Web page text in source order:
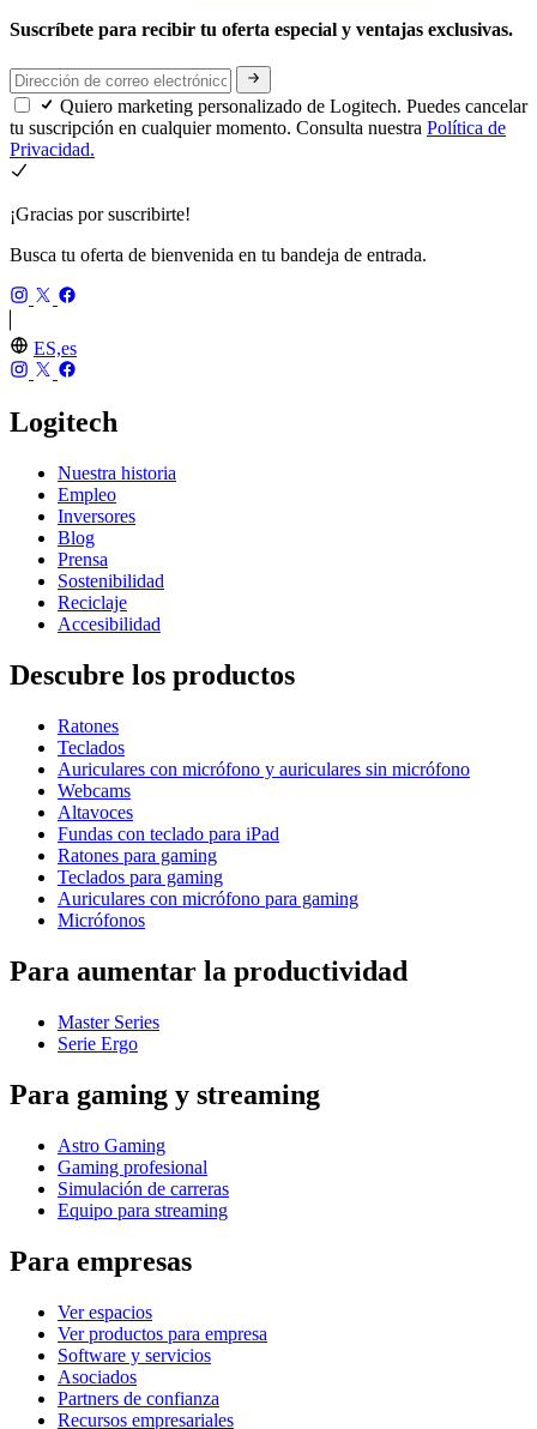
Suscríbete para recibir tu oferta especial y ventajas exclusivas.
Quiero marketing personalizado de Logitech. Puedes cancelar
tu suscripción en cualquier momento. Consulta nuestra Política de
Privacidad.
¡Gracias por suscribirte!
Busca tu oferta de bienvenida en tu bandeja de entrada.
ES,es
Logitech
Nuestra historia
Empleo
Inversores
Blog
Prensa
Sostenibilidad
Reciclaje
Accesibilidad
Descubre los productos
Ratones
Teclados
Auriculares con micrófono y auriculares sin micrófono
Webcams
Altavoces
Fundas con teclado para iPad
Ratones para gaming
Teclados para gaming
Auriculares con micrófono para gaming
Micrófonos
Para aumentar la productividad
Master Series
Serie Ergo
Para gaming y streaming
Astro Gaming
Gaming profesional
Simulación de carreras
Equipo para streaming
Para empresas
Ver espacios
Ver productos para empresa
Software y servicios
Asociados
Partners de confianza
Recursos empresariales